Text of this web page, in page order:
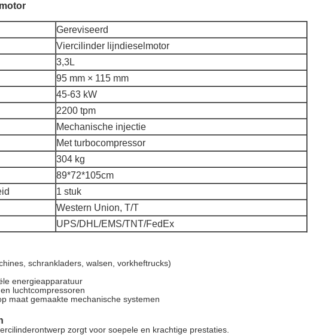
Gereviseerd
Viercilinder lijndieselmotor
3,3L
95 mm × 115 mm
45-63 kW
2200 tpm
Mechanische injectie
Met turbocompressor
304 kg
89*72*105cm
1 stuk
Western Union, T/T
UPS/DHL/EMS/TNT/FedEx
schrankladers, walsen, vorkheftrucks)
energieapparatuur
luchtcompressoren
maat gemaakte mechanische systemen
zorgt voor soepele en krachtige prestaties.